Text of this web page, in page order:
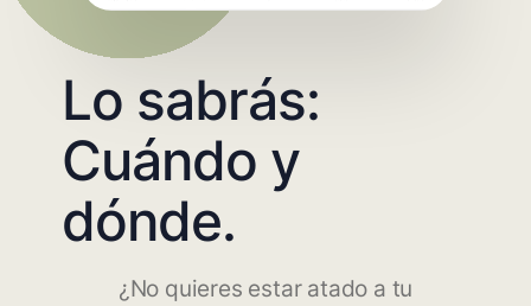
Lo sabrás:
Cuándo y
dónde.
¿No quieres estar atado a tu